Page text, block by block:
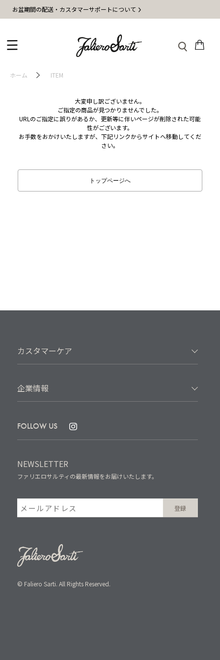
お盆期間の配送・カスタマーサポートについて
ホーム ITEM
大変申し訳ございません。
ご指定の商品が見つかりませんでした。
URLのご指定に誤りがあるか、更新等に伴いページが削除された可能
性がございます。
お手数をおかけいたしますが、下記リンクからサイトへ移動してくだ
さい。
トップページへ
カスタマーケア
企業情報
FOLLOW US
NEWSLETTER
ファリエロサルティの最新情報をお届けいたします。
© Faliero Sarti. All Rights Reserved.